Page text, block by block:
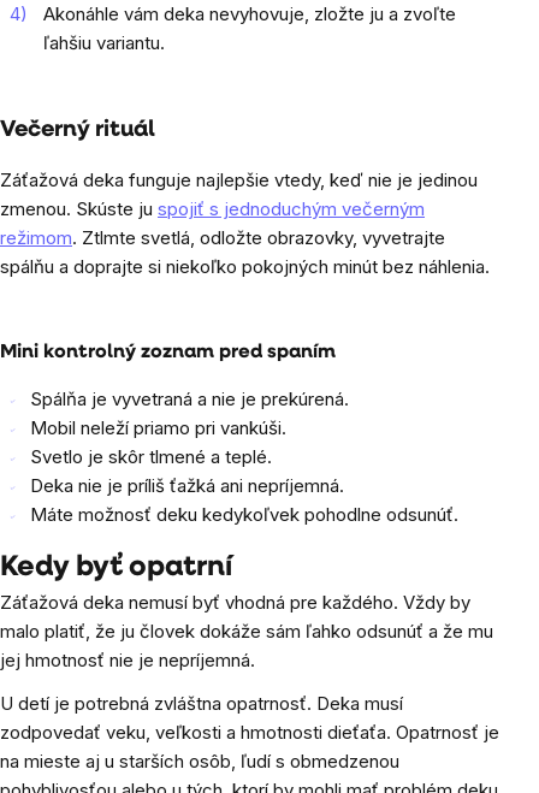
Akonáhle vám deka nevyhovuje, zložte ju a zvoľte
ľahšiu variantu.
Večerný rituál
Záťažová deka funguje najlepšie vtedy, keď nie je jedinou
zmenou. Skúste ju spojiť s jednoduchým večerným
režimom. Ztlmte svetlá, odložte obrazovky, vyvetrajte
spálňu a doprajte si niekoľko pokojných minút bez náhlenia.
Mini kontrolný zoznam pred spaním
Spálňa je vyvetraná a nie je prekúrená.
Mobil neleží priamo pri vankúši.
Svetlo je skôr tlmené a teplé.
Deka nie je príliš ťažká ani nepríjemná.
Máte možnosť deku kedykoľvek pohodlne odsunúť.
Kedy byť opatrní
Záťažová deka nemusí byť vhodná pre každého. Vždy by
malo platiť, že ju človek dokáže sám ľahko odsunúť a že mu
jej hmotnosť nie je nepríjemná.
U detí je potrebná zvláštna opatrnosť. Deka musí
zodpovedať veku, veľkosti a hmotnosti dieťaťa. Opatrnosť je
na mieste aj u starších osôb, ľudí s obmedzenou